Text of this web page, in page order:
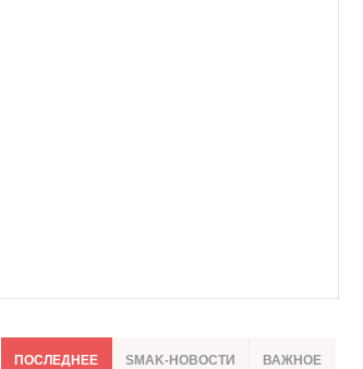
ПОСЛЕДНЕЕ SMAK-НОВОСТИ ВАЖНОЕ